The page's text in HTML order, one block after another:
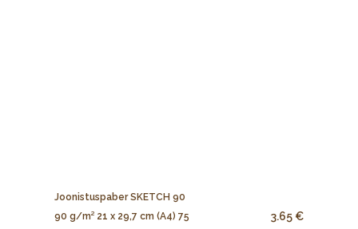
Joonistuspaber SKETCH 90
90 g/m² 21 x 29,7 cm (A4) 75
3.65 €